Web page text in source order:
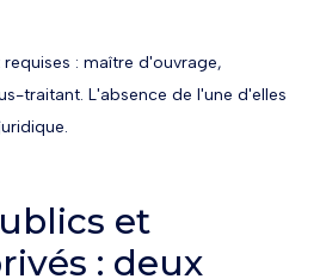
: maître d'ouvrage,
traitant. L'absence de l'une d'elles
et
: deux